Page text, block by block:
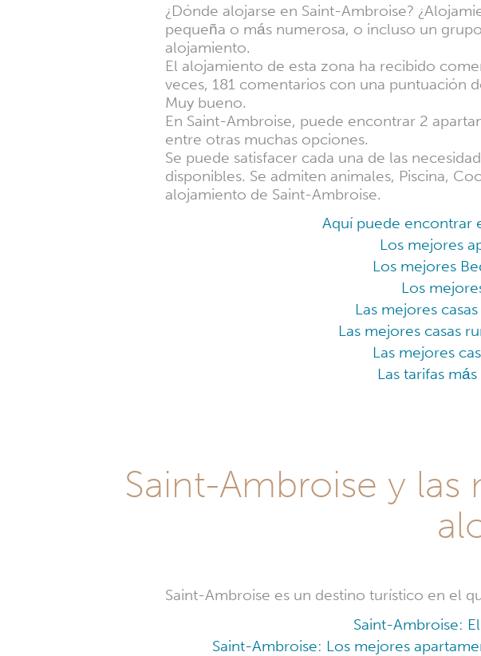
¿Dónde alojarse en Saint-Ambroise?
pequeña o más numerosa, o incluso un
alojamiento.
El alojamiento de esta zona ha recibido
veces, 181 comentarios con una puntuación
Muy bueno.
En Saint-Ambroise, puede encontrar 2
entre otras muchas opciones.
Se puede satisfacer cada una de las
disponibles. Se admiten animales, Piscina,
alojamiento de Saint-Ambroise.
Aquí puede encontrar
Los mejores
Los mejores
Los
Las mejores
Las mejores casas
Las mejores
Las tarifas
Saint-Ambroise y
Saint-Ambroise es un destino turístico en el
Saint-Ambroise:
Saint-Ambroise: Los mejores